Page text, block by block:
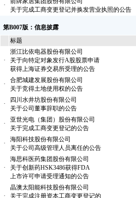
·
关于完成工商变更登记并换发营业执照的公告
第B007版：信息披露
标题
·
浙江比依电器股份有限公司
关于向特定对象发行A股股票申请
获得上海证券交易所受理的公告
·
合肥城建发展股份有限公司
关于竞得土地使用权的公告
·
四川水井坊股份有限公司
关于公司董事辞职的公告
·
亚世光电（集团）股份有限公司
关于完成工商变更登记的公告
·
海阳科技股份有限公司
关于公司高级管理人员离任的公告
·
海思科医药集团股份有限公司
关于创新药HSK3486获得FDA
上市许可申请受理通知的公告
·
晶澳太阳能科技股份有限公司
关于完成注册资本工商变更登记的